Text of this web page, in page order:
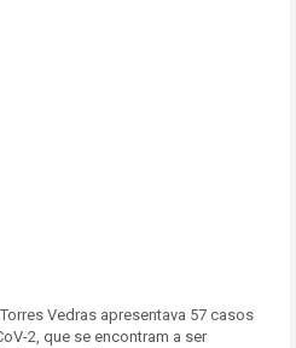
Vedras apresentava 57 casos
2, que se encontram a ser